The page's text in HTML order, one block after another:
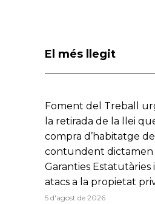
El més llegit
Foment del Treball
la retirada de la llei
compra d’habitatge
contundent dictamen
Garanties Estatutàries
atacs a la propietat
5 d'agost de 2026